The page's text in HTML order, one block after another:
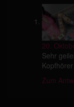
20.
Sehr
Zum